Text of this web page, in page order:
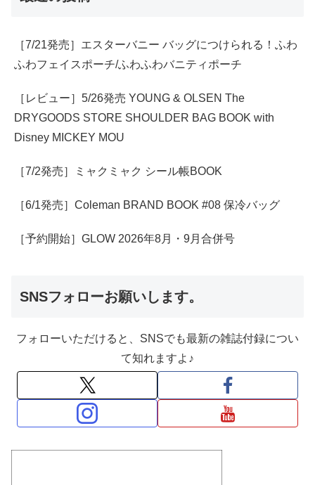
［7/21発売］エスターバニー バッグにつけられる！ふわ
ふわフェイスポーチ/ふわふわバニティポーチ
［レビュー］5/26発売 YOUNG & OLSEN The
DRYGOODS STORE SHOULDER BAG BOOK with
Disney MICKEY MOU
［7/2発売］ミャクミャク シール帳BOOK
［6/1発売］Coleman BRAND BOOK #08 保冷バッグ
［予約開始］GLOW 2026年8月・9月合併号
SNSフォローお願いします。
フォローいただけると、SNSでも最新の雑誌付録につい
て知れますよ♪